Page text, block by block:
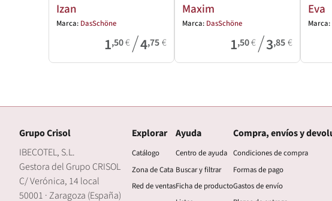
Izan
Marca: DasSchöne
1,50€/4,75€
Maxim
Marca: DasSchöne
1,50€/3,85€
Eva
Marca:
Grupo Crisol
IBECOTEL, S.L.
Gestora del Grupo CRISOL
C/ Verónica, 14 local
50001 · Zaragoza (España)
Explorar
Catálogo
Zona de Cata
Red de ventas
Ayuda
Centro de ayuda
Buscar y filtrar
Ficha de producto
Compra, envíos y
Condiciones de compra
Formas de pago
Gastos de envío